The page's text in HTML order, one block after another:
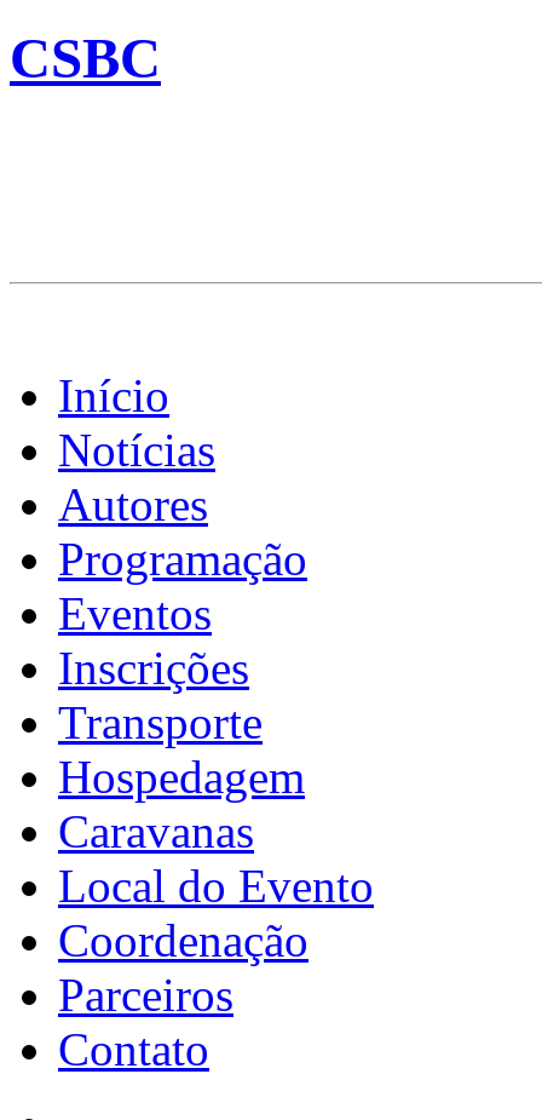
CSBC
Início
Notícias
Autores
Programação
Eventos
Inscrições
Transporte
Hospedagem
Caravanas
Local do Evento
Coordenação
Parceiros
Contato